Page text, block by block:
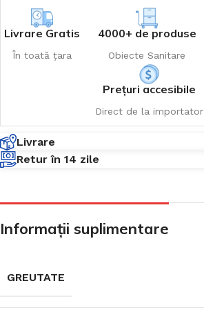
Livrare Gratis
În toată țara
4000+ de produse
Obiecte Sanitare
Prețuri accesibile
Direct de la importator
Livrare
Retur în 14 zile
Informații suplimentare
GREUTATE